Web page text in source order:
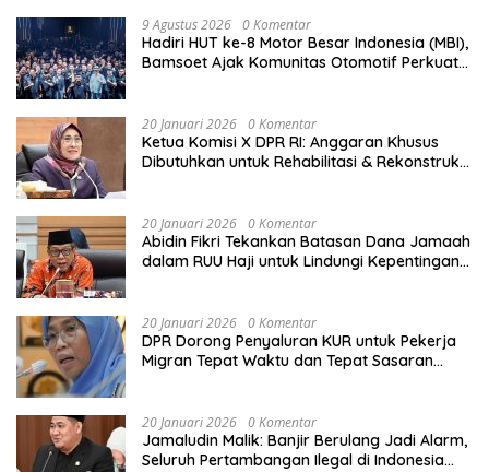
9 Agustus 2026 0 Komentar
Hadiri HUT ke-8 Motor Besar Indonesia (MBI),
Bamsoet Ajak Komunitas Otomotif Perkuat
Bangsa
20 Januari 2026 0 Komentar
Ketua Komisi X DPR RI: Anggaran Khusus
Dibutuhkan untuk Rehabilitasi & Rekonstruksi
20 Januari 2026 0 Komentar
Abidin Fikri Tekankan Batasan Dana Jamaah
dalam RUU Haji untuk Lindungi Kepentingan
20 Januari 2026 0 Komentar
DPR Dorong Penyaluran KUR untuk Pekerja
Migran Tepat Waktu dan Tepat Sasaran
20 Januari 2026 0 Komentar
Jamaludin Malik: Banjir Berulang Jadi Alarm,
Seluruh Pertambangan Ilegal di Indonesia